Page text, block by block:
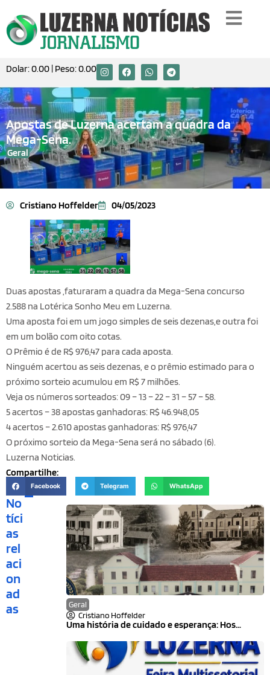
Dolar:0.00 | Peso:0.00
Apostas de Luzerna acertam a quadra da
Mega-Sena.
Geral
Cristiano Hoffelder 04/05/2023
Duas apostas ,faturaram a quadra da Mega-Sena concurso
2.588 na Lotérica Sonho Meu em Luzerna.
Uma aposta foi em um jogo simples de seis dezenas,e outra foi
em um bolão com oito cotas.
O Prêmio é de R$ 976,47 para cada aposta.
Ninguém acertou as seis dezenas, e o prêmio estimado para o
próximo sorteio acumulou em R$ 7 milhões.
Veja os números sorteados: 09 – 13 – 22 – 31 – 57 – 58.
5 acertos – 38 apostas ganhadoras: R$ 46.948,05
4 acertos – 2.610 apostas ganhadoras: R$ 976,47
O próximo sorteio da Mega-Sena será no sábado (6).
Luzerna Noticias.
Compartilhe:
Facebook Telegram WhatsApp
No
tíci
as
rel
aci
on
ad
as
Geral
Cristiano Hoffelder
Uma história de cuidado e esperança: Hos...